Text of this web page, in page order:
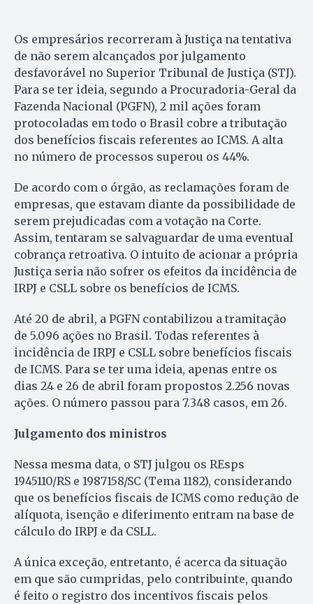
Os empresários recorreram à Justiça na tentativa
de não serem alcançados por julgamento
desfavorável no Superior Tribunal de Justiça (STJ).
Para se ter ideia, segundo a Procuradoria-Geral da
Fazenda Nacional (PGFN), 2 mil ações foram
protocoladas em todo o Brasil cobre a tributação
dos benefícios fiscais referentes ao ICMS. A alta
no número de processos superou os 44%.
De acordo com o órgão, as reclamações foram de
empresas, que estavam diante da possibilidade de
serem prejudicadas com a votação na Corte.
Assim, tentaram se salvaguardar de uma eventual
cobrança retroativa. O intuito de acionar a própria
Justiça seria não sofrer os efeitos da incidência de
IRPJ e CSLL sobre os benefícios de ICMS.
Até 20 de abril, a PGFN contabilizou a tramitação
de 5.096 ações no Brasil. Todas referentes à
incidência de IRPJ e CSLL sobre benefícios fiscais
de ICMS. Para se ter uma ideia, apenas entre os
dias 24 e 26 de abril foram propostos 2.256 novas
ações. O número passou para 7.348 casos, em 26.
Julgamento dos ministros
Nessa mesma data, o STJ julgou os REsps
1945110/RS e 1987158/SC (Tema 1182), considerando
que os benefícios fiscais de ICMS como redução de
alíquota, isenção e diferimento entram na base de
cálculo do IRPJ e da CSLL.
A única exceção, entretanto, é acerca da situação
em que são cumpridas, pelo contribuinte, quando
é feito o registro dos incentivos fiscais pelos